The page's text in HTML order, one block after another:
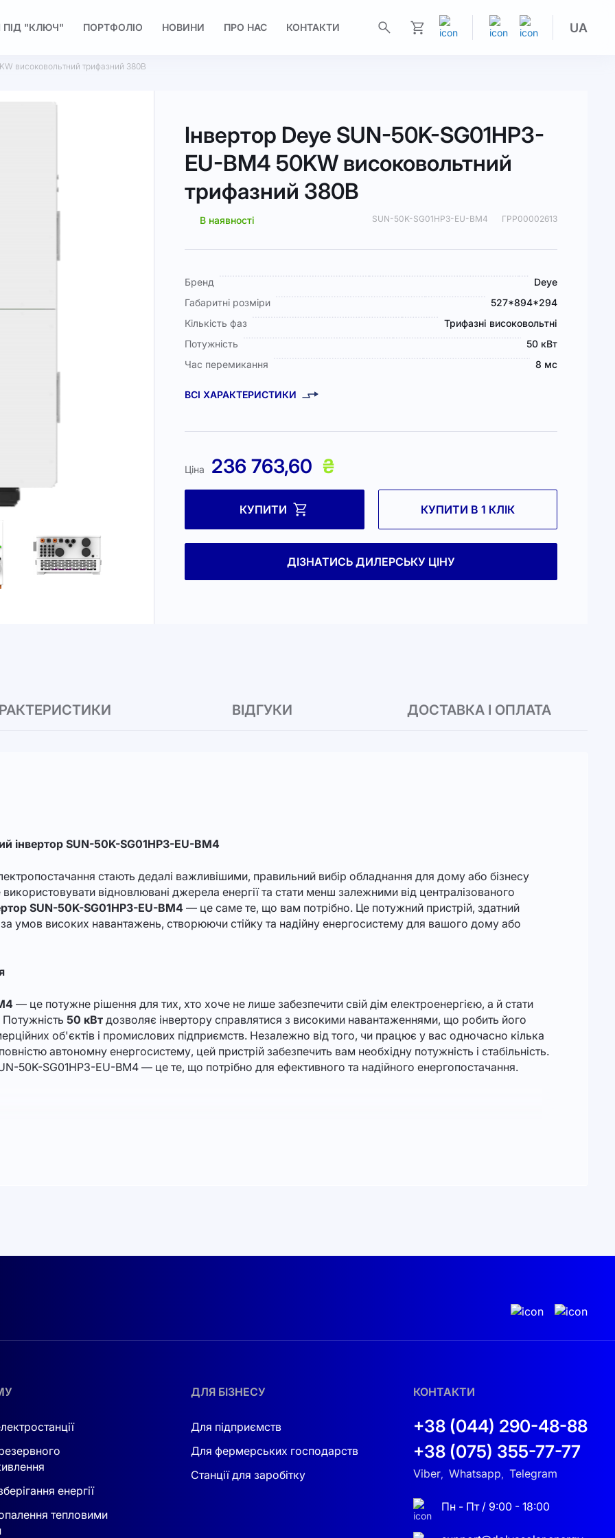
ПІД "КЛЮЧ" ПОРТФОЛІО НОВИНИ ПРО НАС
КОНТАКТИ
UA
високовольтний трифазний 380В
Інвертор Deye SUN-50K-SG01HP3-
EU-BM4 50KW високовольтний
трифазний 380В
В наявності SUN-50K-SG01HP3-EU-BM4 ГРР00002613
Докладніше
Бренд
Deye
Габаритні розміри
527*894*294
Кількість фаз
Трифазні високовольтні
Потужність
50 кВт
Час перемикання
8 мс
ВСІ ХАРАКТЕРИСТИКИ
Ціна 236 763,60 ₴
КУПИТИ КУПИТИ В 1 КЛІК
ДІЗНАТИСЬ ДИЛЕРСЬКУ ЦІНУ
ВІДГУКИ ДОСТАВКА І ОПЛАТА
інвертор SUN-50K-SG01HP3-EU-BM4
стають дедалі важливішими, правильний вибір обладнання для дому або бізнесу
відновлювані джерела енергії та стати менш залежними від централізованого
SUN-50K-SG01HP3-EU-BM4 — це саме те, що вам потрібно. Це потужний пристрій, здатний
умов високих навантажень, створюючи стійку та надійну енергосистему для вашого дому або
— це потужне рішення для тих, хто хоче не лише забезпечити свій дім електроенергією, а й стати
50 кВт дозволяє інвертору справлятися з високими навантаженнями, що робить його
об'єктів і промислових підприємств. Незалежно від того, чи працює у вас одночасно кілька
автономну енергосистему, цей пристрій забезпечить вам необхідну потужність і стабільність.
50K-SG01HP3-EU-BM4 — це те, що потрібно для ефективного та надійного енергопостачання.
місця. Це особливо важливо для тих, хто хоче отримати максимальну продуктивність без шкоди
сонячну енергію, а й накопичувати її для подальшого використання в акумуляторах, що
так і від електромережі або акумуляторів.
користувачам максимальну зручність. Управління та моніторинг інвертора можна здійснювати
енергії
тепловими
ДЛЯ БІЗНЕСУ
Для підприємств
Для фермерських господарств
Станції для заробітку
КОНТАКТИ
+38 (044) 290-48-88
+38 (075) 355-77-77
Viber, Whatsapp, Telegram
Пн - Пт / 9:00 - 18:00